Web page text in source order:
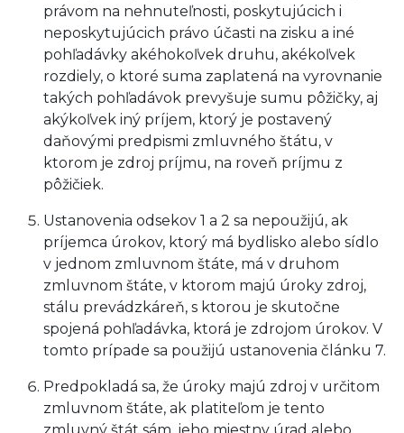
právom na nehnuteľnosti, poskytujúcich i
neposkytujúcich právo účasti na zisku a iné
pohľadávky akéhokoľvek druhu, akékoľvek
rozdiely, o ktoré suma zaplatená na vyrovnanie
takých pohľadávok prevyšuje sumu pôžičky, aj
akýkoľvek iný príjem, ktorý je postavený
daňovými predpismi zmluvného štátu, v
ktorom je zdroj príjmu, na roveň príjmu z
pôžičiek.
Ustanovenia odsekov 1 a 2 sa nepoužijú, ak
príjemca úrokov, ktorý má bydlisko alebo sídlo
v jednom zmluvnom štáte, má v druhom
zmluvnom štáte, v ktorom majú úroky zdroj,
stálu prevádzkáreň, s ktorou je skutočne
spojená pohľadávka, ktorá je zdrojom úrokov. V
tomto prípade sa použijú ustanovenia článku 7.
Predpokladá sa, že úroky majú zdroj v určitom
zmluvnom štáte, ak platiteľom je tento